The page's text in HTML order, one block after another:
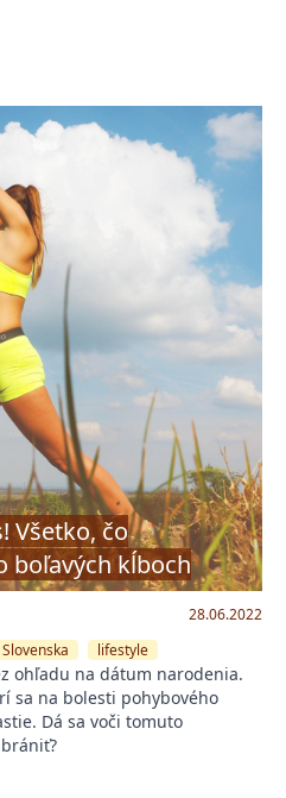
Všetko, čo
boľavých kĺboch
28.06.2022
lifestyle
ohľadu na dátum narodenia.
sa na bolesti pohybového
Dá sa voči tomuto